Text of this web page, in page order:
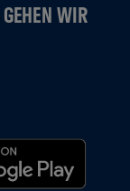
WIR